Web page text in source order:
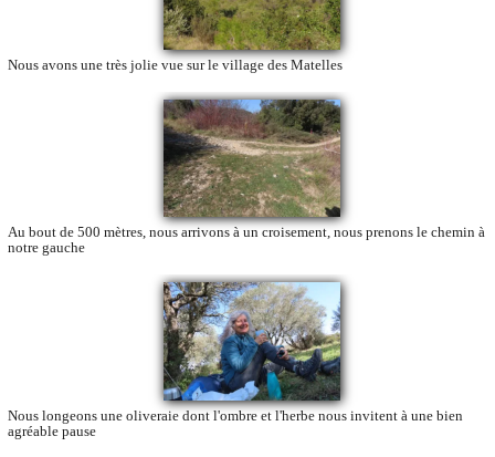
Nous avons une très jolie vue sur le village des Matelles
Au bout de 500 mètres, nous arrivons à un croisement, nous prenons le chemin à
notre gauche
Nous longeons une oliveraie dont l'ombre et l'herbe nous invitent à une bien
agréable pause